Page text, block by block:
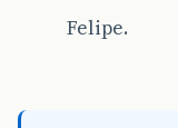
Felipe.